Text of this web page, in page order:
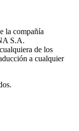
la compañía
S.A.
de los
a cualquier